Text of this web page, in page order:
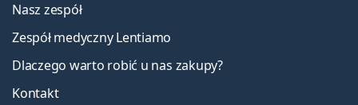
Nasz zespół
Zespół medyczny Lentiamo
Dlaczego warto robić u nas zakupy?
Kontakt